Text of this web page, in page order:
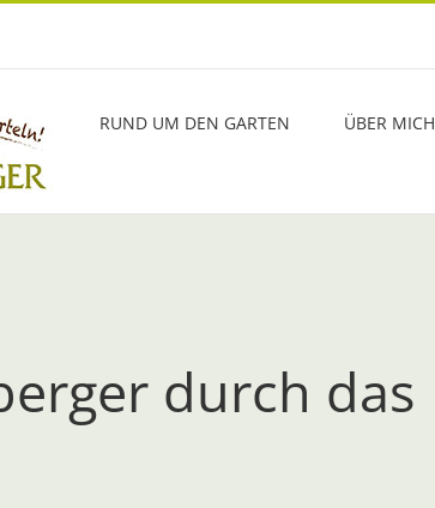
RUND UM DEN GARTEN ÜBER MICH
durch das